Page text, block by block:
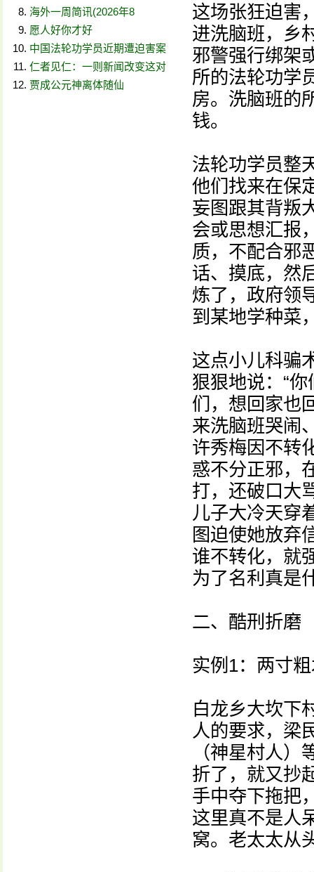
海外一周简讯(2026年8
愿人好你才好
中国法轮功学员近期遭迫害案
仁者见仁：一则新闻改变这对
贾成公元神离体随仙
这场张狂迫害
进洗脑班，乡
邪警强行绑架
所的法轮功学
房。洗脑班的
钱。
法轮功学员整
他们找来在保
妄图跟其背叛
会或思想汇报
质，不配合邪
话、摸底，然
炼了，政府领
到某地学种菜
这点小儿科骗
狠狠地说：“
们，想回家也
来洗脑班哭闹
许秀梅因不转
惑不分正邪，
打，还破口大
儿子大冷天穿
图迫使她放弃
谁不转化，就
为了名利真是
二、酷刑折磨
实例1：两寸
白龙乡大坎下
人的要求，梁
（神星村人
折了，就又抄
手中夺下拖把
这里真不是人
窝。老太太从